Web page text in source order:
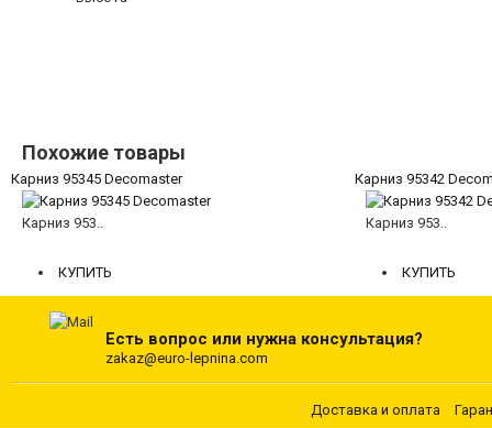
Похожие товары
Карниз 95345 Decomaster
Карниз 953..
КУПИТЬ
Карниз 95342
Карниз 953..
КУПИТЬ
Есть вопрос или нужна консультация?
zakaz@euro-lepnina.com
Доставка и оплата